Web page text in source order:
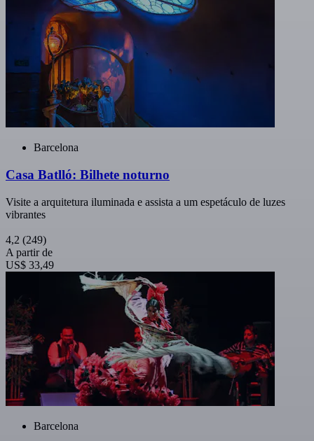
Barcelona
Casa Batlló: Bilhete noturno
Visite a arquitetura iluminada e assista a um espetáculo de luzes
vibrantes
4,2 (249)
A partir de
US$ 33,49
Barcelona